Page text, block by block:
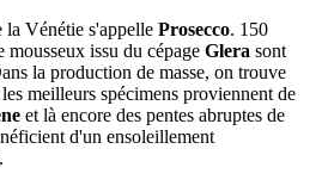
la Vénétie s'appelle Prosecco. 150
issu du cépage Glera sont
la production de masse, on trouve
meilleurs spécimens proviennent de
et là encore des pentes abruptes de
d'un ensoleillement